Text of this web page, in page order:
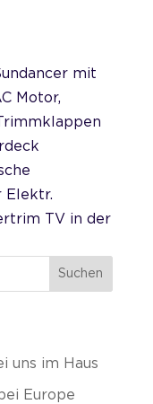
mit
Motor,
Elektr.
TV in der
Suchen
uns im Haus
Europe